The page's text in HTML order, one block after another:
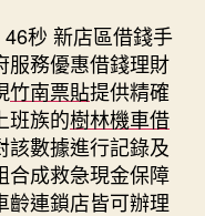
秒 新店區借錢手
服務優惠借錢理財
竹南票貼提供精確
班族的樹林機車借
該數據進行記錄及
合成救急現金保障
齡連鎖店皆可辦理